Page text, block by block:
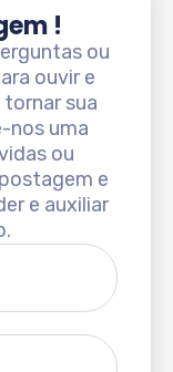
!
ou
ouvir e
sua
nos uma
ou
e
e auxiliar